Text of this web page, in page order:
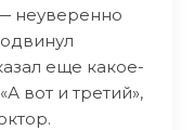
— неуверенно
еще какое-
вот и третий»,